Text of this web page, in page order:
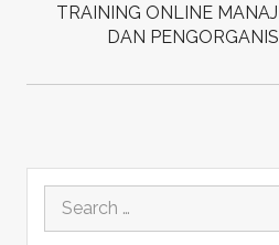
TRAINING ONLINE
DAN
Search
for: